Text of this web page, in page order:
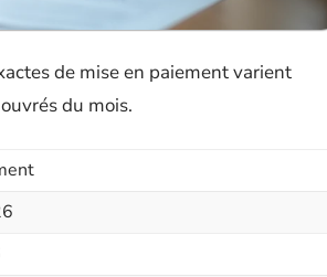
de mise en paiement varient
du mois.